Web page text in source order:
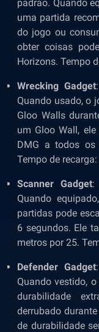
padrão. Quando
uma partida
do jogo ou
obter coisas
Horizons. Tempo
Wrecking Gadget
Quando usado, o
Gloo Walls
um Gloo Wall,
DMG a todos os
Tempo de
Scanner Gadget:
Quando
partidas pode
6 segundos. Ele
metros por 25.
Defender Gadget
Quando vestido,
durabilidade
derrubado
de durabilidade